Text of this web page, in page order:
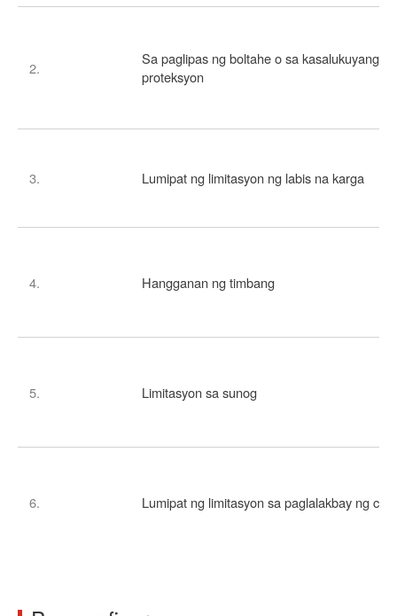
2.
Sa paglipas ng boltahe o sa kasalukuyang
proteksyon
3. Lumipat ng limitasyon ng labis na karga
4. Hangganan ng timbang
5. Limitasyon sa sunog
6. Lumipat ng limitasyon sa paglalakbay ng